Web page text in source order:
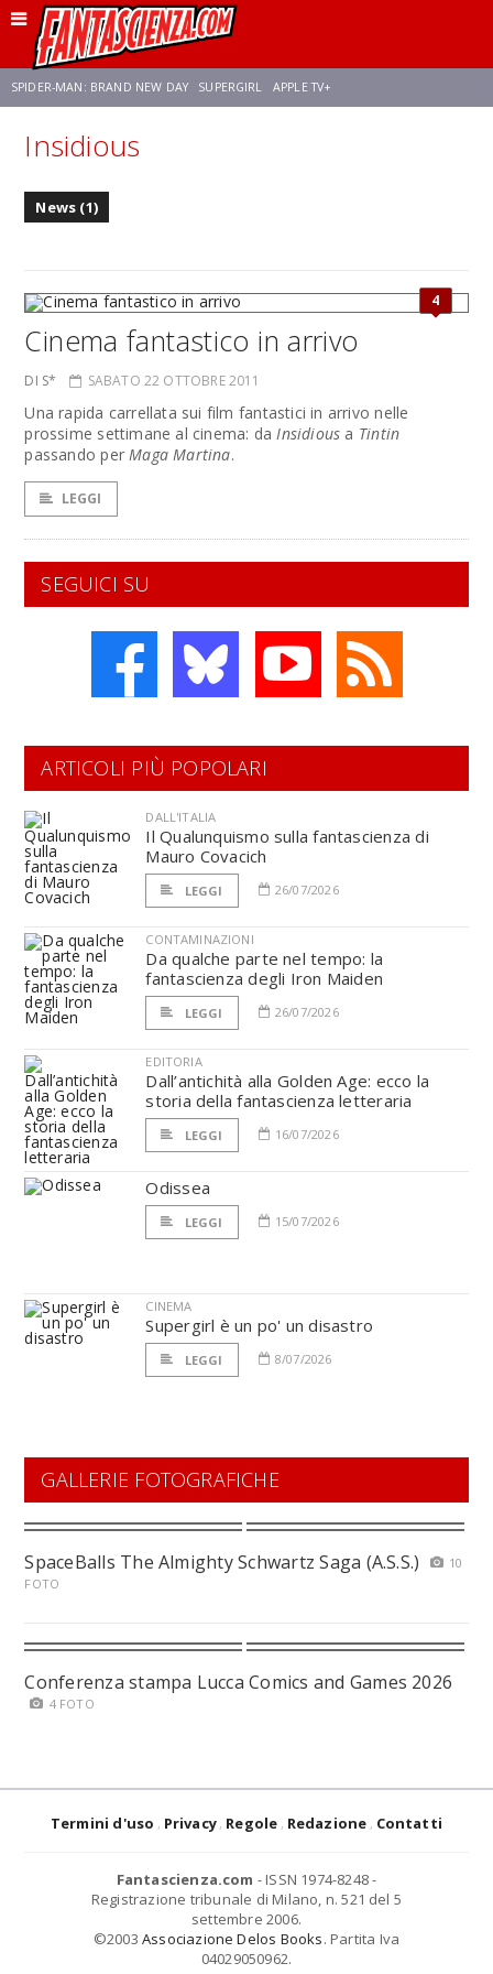
SPIDER-MAN: BRAND NEW DAY SUPERGIRL APPLE TV+
FRANCO RICCIARDIELLO
Insidious
News (1)
4
Cinema fantastico in arrivo
DI S* SABATO 22 OTTOBRE 2011
Una rapida carrellata sui film fantastici in arrivo nelle
prossime settimane al cinema: daInsidious a Tintin
passando perMaga Martina.
LEGGI
SEGUICI SU
ARTICOLI PIÙ POPOLARI
DALL'ITALIA
Il Qualunquismo sulla fantascienza di
Mauro Covacich
LEGGI 26/07/2026
CONTAMINAZIONI
Da qualche parte nel tempo: la
fantascienza degli Iron Maiden
LEGGI 26/07/2026
EDITORIA
Dall’antichità alla Golden Age: ecco la
storia della fantascienza letteraria
LEGGI 16/07/2026
Odissea
LEGGI 15/07/2026
CINEMA
Supergirl è un po' un disastro
LEGGI 8/07/2026
GALLERIE FOTOGRAFICHE
SpaceBalls The Almighty Schwartz Saga (A.S.S.)
10
FOTO
Conferenza stampa Lucca Comics and Games 2026
4 FOTO
Termini d'uso Privacy Regole Redazione Contatti
Fantascienza.com - ISSN 1974-8248 -
Registrazione tribunale di Milano, n. 521 del 5
settembre 2006.
©2003 Associazione Delos Books. Partita Iva
04029050962.